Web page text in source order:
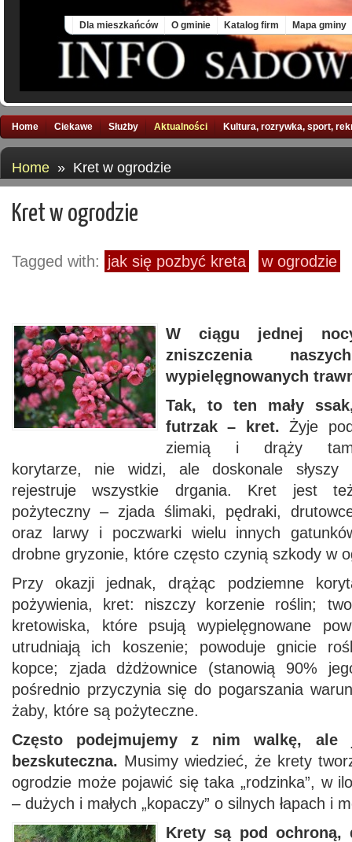
Dla mieszkańców O gminie Katalog firm Mapa gminy
Home Ciekawe Służby Aktualności Kultura, rozrywka, sport,
Home » Kret w ogrodzie
Kret w ogrodzie
Tagged with: jak się pozbyć kreta w ogrodzie
W ciągu jednej
zniszczenia
wypielęgnowanych
Tak, to ten mały
futrzak – kret. Żyje
ziemią i drąży
korytarze, nie widzi, ale doskonale słyszy
rejestruje wszystkie drgania. Kret jest
pożyteczny – zjada ślimaki, pędraki,
oraz larwy i poczwarki wielu innych
drobne gryzonie, które często czynią szkody w
Przy okazji jednak, drążąc podziemne
pożywienia, kret: niszczy korzenie roślin;
kretowiska, które psują wypielęgnowane
utrudniają ich koszenie; powoduje gnicie
kopce; zjada dżdżownice (stanowią 90%
pośrednio przyczynia się do pogarszania
żaby, które są pożyteczne.
Często podejmujemy z nim walkę, ale
bezskuteczna. Musimy wiedzieć, że krety
ogrodzie może pojawić się taka „rodzinka”, w
– dużych i małych „kopaczy” o silnych łapach i
Krety są pod ochroną,